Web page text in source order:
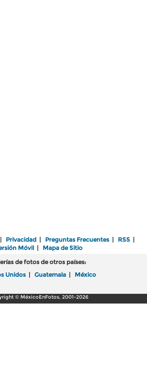
| Privacidad | Preguntas Frecuentes | RSS |
Móvil| Mapa de Sitio
de fotos de otros países:
Unidos | Guatemala | México
© MéxicoEnFotos, 2001-2026